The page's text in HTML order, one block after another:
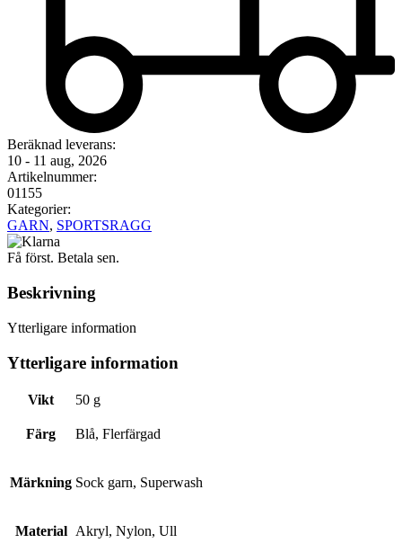
Beräknad leverans:
10 - 11 aug, 2026
Artikelnummer:
01155
Kategorier:
GARN, SPORTSRAGG
Få först. Betala sen.
Beskrivning
Ytterligare information
Ytterligare information
Vikt 50 g
Färg Blå, Flerfärgad
Märkning Sock garn, Superwash
Material Akryl, Nylon, Ull